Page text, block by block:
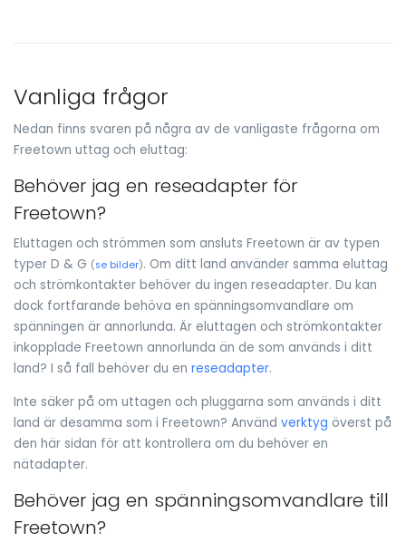
Vanliga frågor
Nedan finns svaren på några av de vanligaste frågorna om
Freetown uttag och eluttag:
Behöver jag en reseadapter för
Freetown?
Eluttagen och strömmen som ansluts Freetown är av typen
typer D & G (se bilder). Om ditt land använder samma eluttag
och strömkontakter behöver du ingen reseadapter. Du kan
dock fortfarande behöva en spänningsomvandlare om
spänningen är annorlunda. Är eluttagen och strömkontakter
inkopplade Freetown annorlunda än de som används i ditt
land? I så fall behöver du en reseadapter.
Inte säker på om uttagen och pluggarna som används i ditt
land är desamma som i Freetown? Använd verktyg överst på
den här sidan för att kontrollera om du behöver en
nätadapter.
Behöver jag en spänningsomvandlare till
Freetown?